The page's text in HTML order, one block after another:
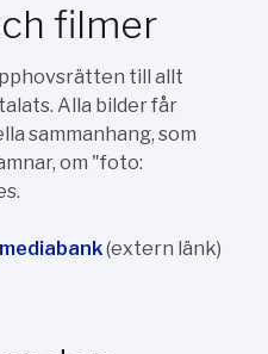
filmer
till allt
Alla bilder får
sammanhang, som
om "foto:
(extern länk)